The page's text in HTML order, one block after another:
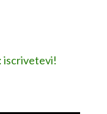
iscrivetevi!